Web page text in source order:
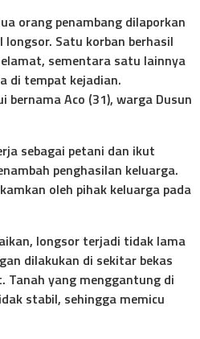
orang penambang dilaporkan
Satu korban berhasil
sementara satu lainnya
di tempat kejadian.
bernama Aco (31), warga Dusun
sebagai petani dan ikut
penghasilan keluarga.
oleh pihak keluarga pada
longsor terjadi tidak lama
dilakukan di sekitar bekas
Tanah yang menggantung di
stabil, sehingga memicu